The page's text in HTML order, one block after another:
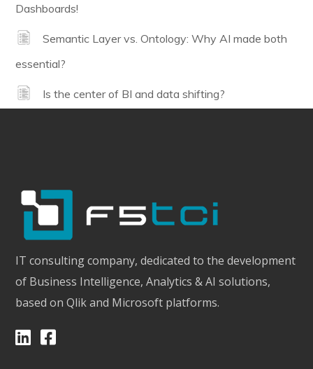
Dashboards!
Semantic Layer vs. Ontology: Why AI made both
essential?
Is the center of BI and data shifting?
IT consulting company, dedicated to the development
of Business Intelligence, Analytics & AI solutions,
based on Qlik and Microsoft platforms.